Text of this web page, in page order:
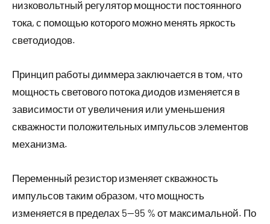
низковольтный регулятор мощности постоянного
тока, с помощью которого можно менять яркость
светодиодов.
Принцип работы диммера заключается в том, что
мощность светового потока диодов изменяется в
зависимости от увеличения или уменьшения
скважности положительных импульсов элементов
механизма.
Переменный резистор изменяет скважность
импульсов таким образом, что мощность
изменяется в пределах 5—95 % от максимальной. По